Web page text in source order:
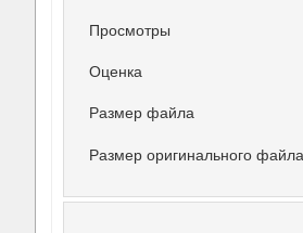
Просмотры
Оценка
Размер файла
Размер оригинального файла